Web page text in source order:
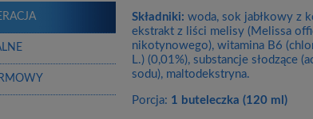
Składniki: woda, sok jabłkowy z
ekstrakt z liści melisy (Melissa
nikotynowego), witamina B6
L.) (0,01%), substancje słodzące
sodu), maltodekstryna.
Porcja: 1 buteleczka (120 ml)